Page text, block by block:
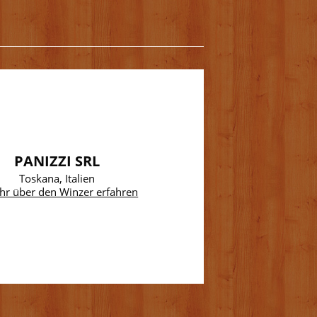
PANIZZI SRL
Toskana, Italien
über den Winzer erfahren